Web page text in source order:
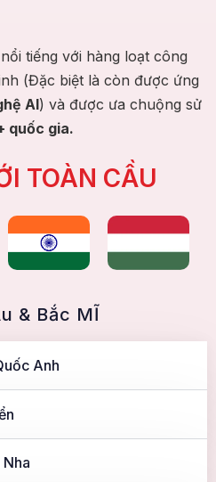
tiếng với hàng loạt công
(Đặc biệt là còn được ứng
AI) và được ưa chuộng sử
quốc gia.
TOÀN CẦU
& Bắc MĨ
Anh